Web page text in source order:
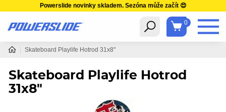
Powerslide novinky skladem. Sezóna může začít 😍
0
Skateboard Playlife Hotrod 31x8"
Skateboard Playlife Hotrod
31x8"